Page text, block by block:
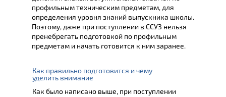
профильным техническим предметам, для
определения уровня знаний выпускника школы.
Поэтому, даже при поступлении в ССУЗ нельзя
пренебрегать подготовкой по профильным
предметам и начать готовится к ним заранее.
Как правильно подготовится и чему
уделить внимание
Как было написано выше, при поступлении